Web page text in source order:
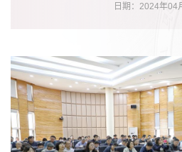
日期：2024年04